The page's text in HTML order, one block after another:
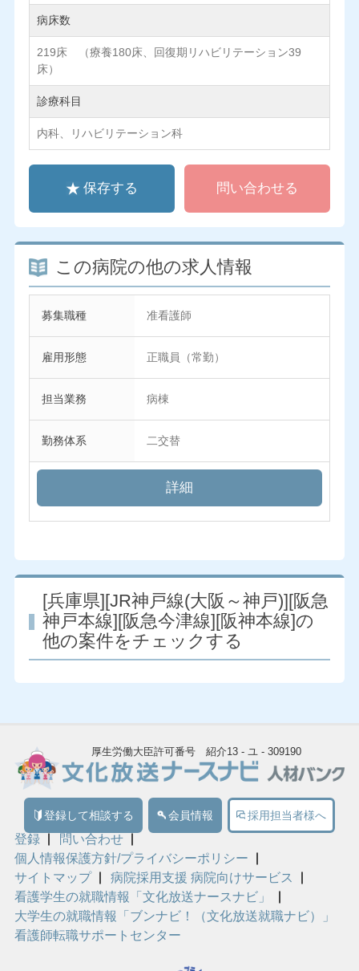
病床数
219床 （療養180床、回復期リハビリテーション39
床）
診療科目
内科、リハビリテーション科
保存する 問い合わせる
この病院の他の求人情報
募集職種 准看護師
雇用形態 正職員（常勤）
担当業務 病棟
勤務体系 二交替
詳細
[兵庫県][JR神戸線(大阪～神戸)][阪急
神戸本線][阪急今津線][阪神本線]の
他の案件をチェックする
厚生労働大臣許可番号 紹介13 - ユ - 309190
登録して相談する 会員情報 採用担当者様へ
登録
問い合わせ
個人情報保護方針/プライバシーポリシー
サイトマップ
病院採用支援 病院向けサービス
看護学生の就職情報「文化放送ナースナビ」
大学生の就職情報「ブンナビ！（文化放送就職ナビ）」
看護師転職サポートセンター